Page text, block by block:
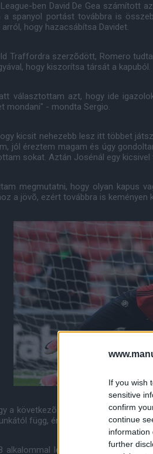
If you wish
sensitive
confirm
continue
information
further
ben David De Gea számított
a spanyol portást továbbra is
hogy hazacsábítsa Davidet.
Traffordra szerzõdött, Romero
hogy kiszorítsa társát a kapuból.
választottam azt, hogy ide
mondani" - mondta Sergio.
kicsit nehezebb lesz itt többet
jól éreztem magam és úgy
sokat. Aztán Josénál egy
megmutatni, hogy olyan kapus
a jövõ, ezért továbbra is keményen
a következõ szezonban az elsõ
függ, én pedig ezt teszem."
alkalommal lépett pályára ebben a